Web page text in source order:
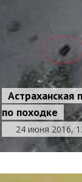
Астраханская
по походке
24 июня 2016,